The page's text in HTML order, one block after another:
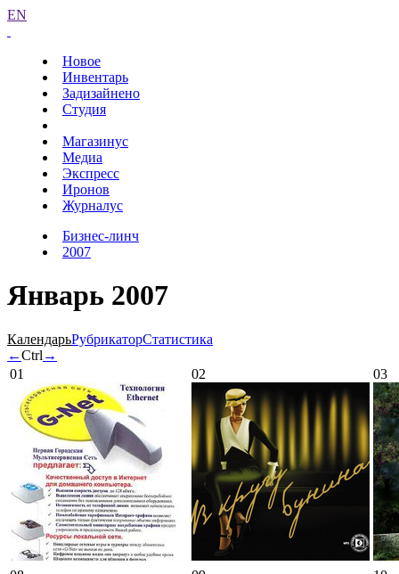
EN
Новое
Инвентарь
Задизайнено
Студия
Магазинус
Медиа
Экспресс
Иронов
Журналус
Бизнес-линч
2007
Январь 2007
КалендарьРубрикаторСтатистика
←Ctrl →
01
02 03